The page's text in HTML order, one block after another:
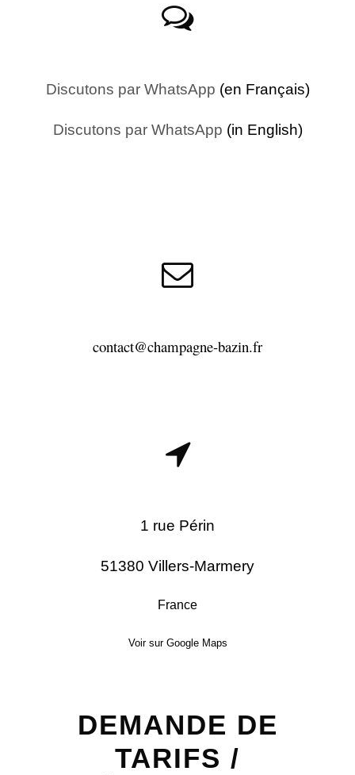
Discutons par WhatsApp (en Français)
Discutons par WhatsApp (in English)
contact@champagne-bazin.fr
1 rue Périn
51380 Villers-Marmery
France
Voir sur Google Maps
DEMANDE DE
TARIFS /